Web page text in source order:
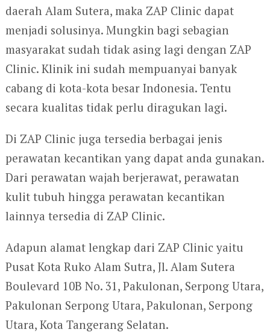
daerah Alam Sutera, maka ZAP Clinic dapat
menjadi solusinya. Mungkin bagi sebagian
masyarakat sudah tidak asing lagi dengan ZAP
Clinic. Klinik ini sudah mempuanyai banyak
cabang di kota-kota besar Indonesia. Tentu
secara kualitas tidak perlu diragukan lagi.
Di ZAP Clinic juga tersedia berbagai jenis
perawatan kecantikan yang dapat anda gunakan.
Dari perawatan wajah berjerawat, perawatan
kulit tubuh hingga perawatan kecantikan
lainnya tersedia di ZAP Clinic.
Adapun alamat lengkap dari ZAP Clinic yaitu
Pusat Kota Ruko Alam Sutra, Jl. Alam Sutera
Boulevard 10B No. 31, Pakulonan, Serpong Utara,
Pakulonan Serpong Utara, Pakulonan, Serpong
Utara, Kota Tangerang Selatan.